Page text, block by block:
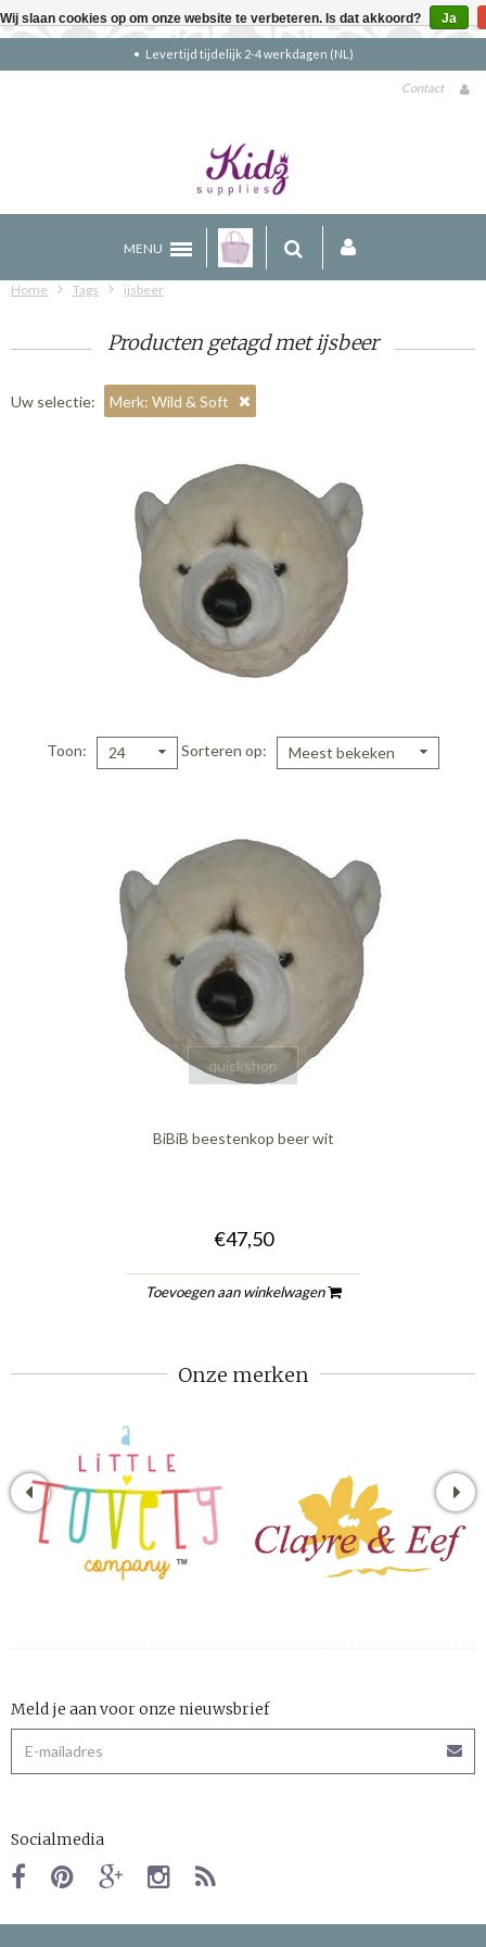
tijdelijk 2-4 werkdagen (NL)
Contact
MENU
Home Tags ijsbeer
Producten getagd met ijsbeer
Uw selectie: Merk: Wild & Soft
Toon 24 Sorteren op Meest bekeken
quickshop
BiBiB beestenkop beer wit
€47,50
Toevoegen aan winkelwagen
Onze merken
Meld je aan voor onze nieuwsbrief
Socialmedia
Wij slaan cookies op om onze website te verbeteren. Is dat akkoord? Ja